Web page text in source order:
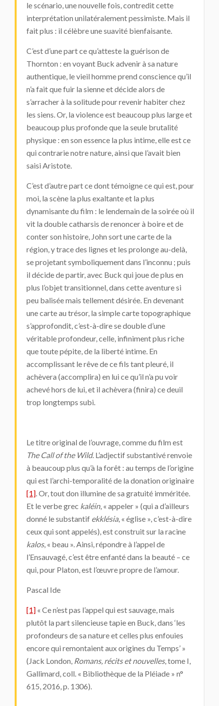
le scénario, une nouvelle fois, contredit cette
interprétation unilatéralement pessimiste. Mais il
fait plus : il célèbre une suavité bienfaisante.
C’est d’une part ce qu’atteste la guérison de
Thornton : en voyant Buck advenir à sa nature
authentique, le vieil homme prend conscience qu’il
n’a fait que fuir la sienne et décide alors de
s’arracher à la solitude pour revenir habiter chez
les siens. Or, la violence est beaucoup plus large et
beaucoup plus profonde que la seule brutalité
physique : en son essence la plus intime, elle est ce
qui contrarie notre nature, ainsi que l’avait bien
saisi Aristote.
C’est d’autre part ce dont témoigne ce qui est, pour
moi, la scène la plus exaltante et la plus
dynamisante du film : le lendemain de la soirée où il
vit la double catharsis de renoncer à boire et de
conter son histoire, John sort une carte de la
région, y trace des lignes et les prolonge au-delà,
se projetant symboliquement dans l’inconnu ; puis
il décide de partir, avec Buck qui joue de plus en
plus l’objet transitionnel, dans cette aventure si
peu balisée mais tellement désirée. En devenant
une carte au trésor, la simple carte topographique
s’approfondit, c’est-à-dire se double d’une
véritable profondeur, celle, infiniment plus riche
que toute pépite, de la liberté intime. En
accomplissant le rêve de ce fils tant pleuré, il
achèvera (accomplira) en lui ce qu’il n’a pu voir
achevé hors de lui, et il achèvera (finira) ce deuil
trop longtemps subi.
Le titre original de l’ouvrage, comme du film est
The Call of the Wild. L’adjectif substantivé renvoie
à beaucoup plus qu’à la forêt : au temps de l’origine
qui est l’archi-temporalité de la donation originaire
[1]. Or, tout don illumine de sa gratuité imméritée.
Et le verbe grec kaléin, « appeler » (qui a d’ailleurs
donné le substantif ekklésia, « église », c’est-à-dire
ceux qui sont appelés), est construit sur la racine
kalos, « beau ». Ainsi, répondre à l’appel de
l’Ensauvagé, c’est être enfanté dans la beauté – ce
qui, pour Platon, est l’œuvre propre de l’amour.
Pascal Ide
[1] « Ce n’est pas l’appel qui est sauvage, mais
plutôt la part silencieuse tapie en Buck, dans ‘les
profondeurs de sa nature et celles plus enfouies
encore qui remontaient aux origines du Temps’ »
(Jack London, Romans, récits et nouvelles, tome I,
Gallimard, coll. « Bibliothèque de la Pléiade » n°
615, 2016, p. 1306).